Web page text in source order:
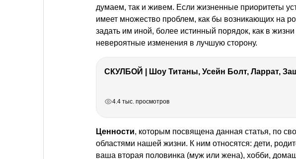
думаем, так и живем. Если жизненные приоритеты
имеет множество проблем, как бы возникающих на
задать им иной, более истинный порядок, как в
невероятные изменения в лучшую сторону.
СКУЛБОЙ | Шоу Титаны, Усейн Болт, Ларрат,
4.4 тыс. просмотров
Ценности, которым посвящена данная статья, по
областями нашей жизни. К ним относятся: дети,
ваша вторая половинка (муж или жена), хобби,